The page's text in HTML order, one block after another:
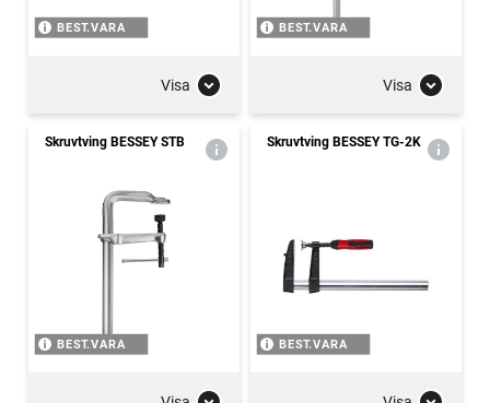
BEST.VARA
Visa
BEST.VARA
Visa
Skruvtving BESSEY STB
BEST.VARA
Skruvtving BESSEY TG-2K
BEST.VARA